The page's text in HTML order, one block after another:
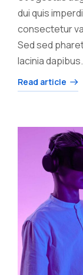
dui quis
consectetur
Sed sed
lacinia dapibus.
Read article